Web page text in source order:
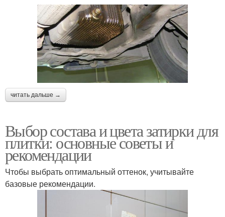
читать дальше →
Выбор состава и цвета затирки для
плитки: основные советы и
рекомендации
Чтобы выбрать оптимальный оттенок, учитывайте
базовые рекомендации.